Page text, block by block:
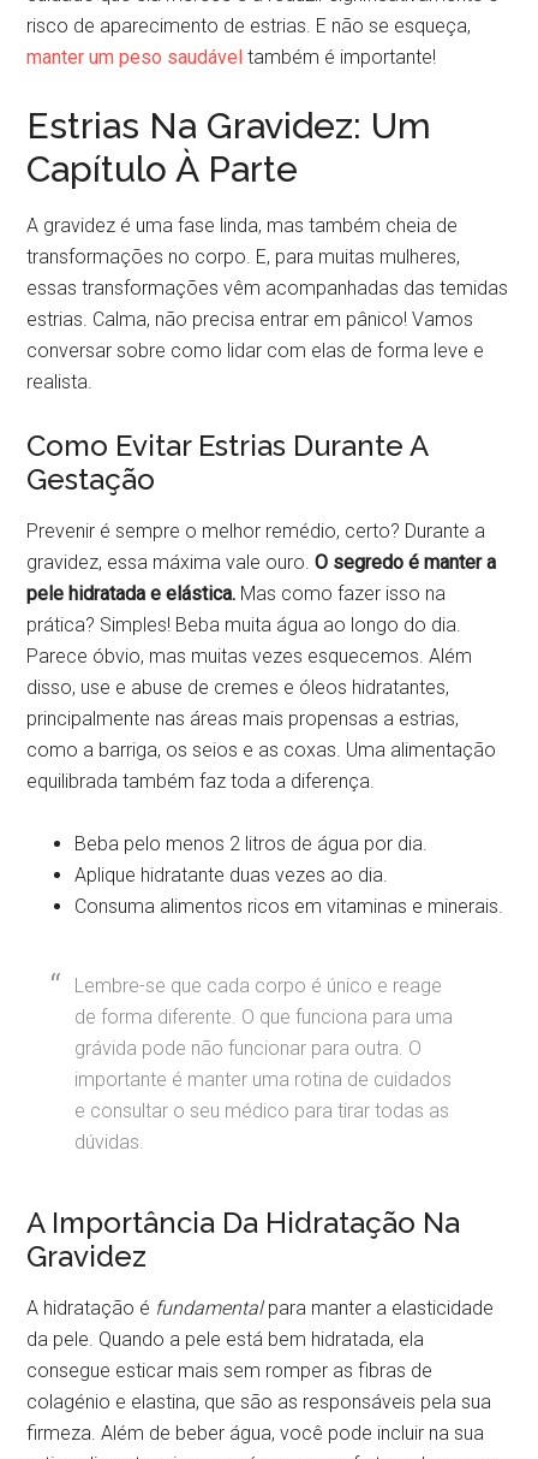
risco de aparecimento de estrias. E não se esqueça,
manter um peso saudável também é importante!
Estrias Na Gravidez: Um
Capítulo À Parte
A gravidez é uma fase linda, mas também cheia de
transformações no corpo. E, para muitas mulheres,
essas transformações vêm acompanhadas das temidas
estrias. Calma, não precisa entrar em pânico! Vamos
conversar sobre como lidar com elas de forma leve e
realista.
Como Evitar Estrias Durante A
Gestação
Prevenir é sempre o melhor remédio, certo? Durante a
gravidez, essa máxima vale ouro.O segredo é manter a
pele hidratada e elástica. Mas como fazer isso na
prática? Simples! Beba muita água ao longo do dia.
Parece óbvio, mas muitas vezes esquecemos. Além
disso, use e abuse de cremes e óleos hidratantes,
principalmente nas áreas mais propensas a estrias,
como a barriga, os seios e as coxas. Uma alimentação
equilibrada também faz toda a diferença.
Beba pelo menos 2 litros de água por dia.
Aplique hidratante duas vezes ao dia.
Consuma alimentos ricos em vitaminas e minerais.
Lembre-se que cada corpo é único e reage
de forma diferente. O que funciona para uma
grávida pode não funcionar para outra. O
importante é manter uma rotina de cuidados
e consultar o seu médico para tirar todas as
dúvidas.
A Importância Da Hidratação Na
Gravidez
A hidratação é fundamentalpara manter a elasticidade
da pele. Quando a pele está bem hidratada, ela
consegue esticar mais sem romper as fibras de
colagénio e elastina, que são as responsáveis pela sua
firmeza. Além de beber água, você pode incluir na sua